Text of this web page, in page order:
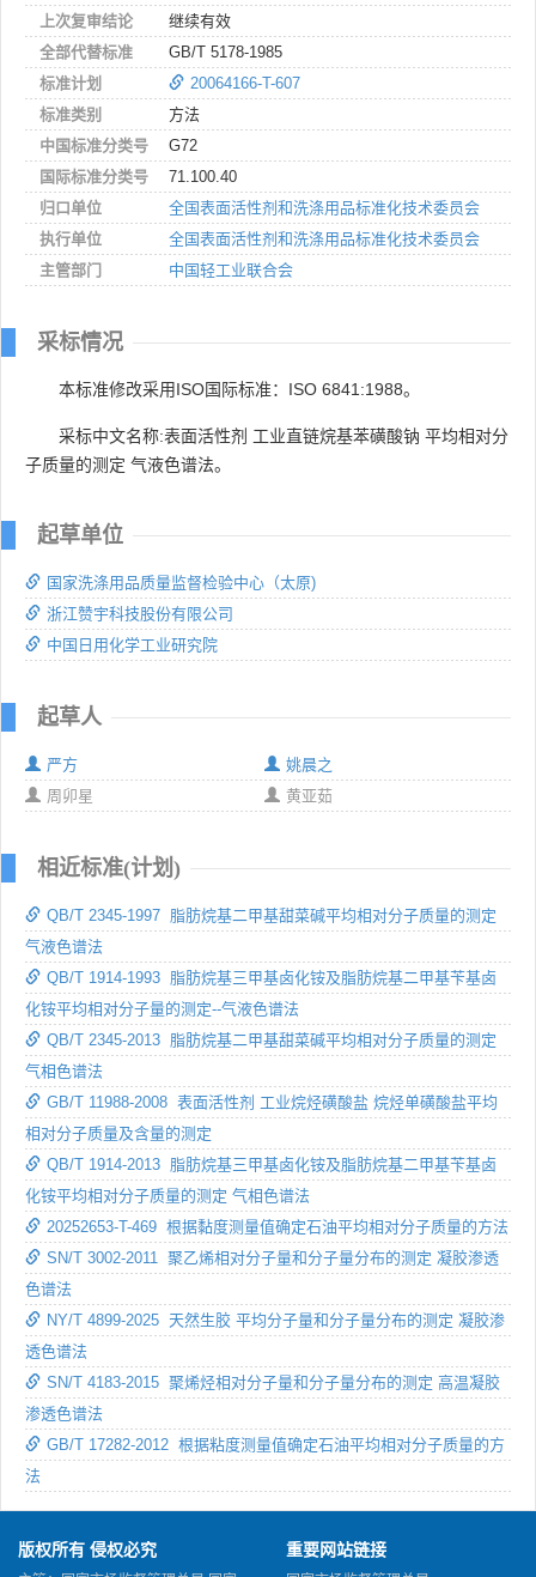
上次复审结论
继续有效
全部代替标准
GB/T 5178-1985
标准计划
20064166-T-607
标准类别
方法
中国标准分类号
G72
国际标准分类号
71.100.40
归口单位
全国表面活性剂和洗涤用品标准化技术委员会
执行单位
全国表面活性剂和洗涤用品标准化技术委员会
主管部门
中国轻工业联合会
采标情况
本标准修改采用ISO国际标准：ISO 6841:1988。
采标中文名称:表面活性剂 工业直链烷基苯磺酸钠 平均相对分
子质量的测定 气液色谱法。
起草单位
国家洗涤用品质量监督检验中心（太原)
浙江赞宇科技股份有限公司
中国日用化学工业研究院
起草人
严方
姚晨之
周卯星
黄亚茹
相近标准(计划)
QB/T 2345-1997 脂肪烷基二甲基甜菜碱平均相对分子质量的测定
气液色谱法
QB/T 1914-1993 脂肪烷基三甲基卤化铵及脂肪烷基二甲基苄基卤
化铵平均相对分子量的测定--气液色谱法
QB/T 2345-2013 脂肪烷基二甲基甜菜碱平均相对分子质量的测定
气相色谱法
GB/T 11988-2008 表面活性剂 工业烷烃磺酸盐 烷烃单磺酸盐平均
相对分子质量及含量的测定
QB/T 1914-2013 脂肪烷基三甲基卤化铵及脂肪烷基二甲基苄基卤
化铵平均相对分子质量的测定 气相色谱法
20252653-T-469 根据黏度测量值确定石油平均相对分子质量的方法
SN/T 3002-2011 聚乙烯相对分子量和分子量分布的测定 凝胶渗透
色谱法
NY/T 4899-2025 天然生胶 平均分子量和分子量分布的测定 凝胶渗
透色谱法
SN/T 4183-2015 聚烯烃相对分子量和分子量分布的测定 高温凝胶
渗透色谱法
GB/T 17282-2012 根据粘度测量值确定石油平均相对分子质量的方
法
版权所有 侵权必究 重要网站链接